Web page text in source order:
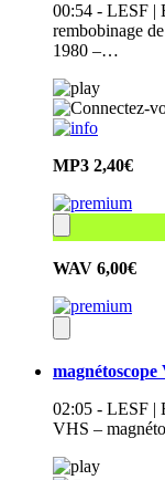
00:54 - LESF |
rembobinage
1980 –…
MP3 2,40€
WAV 6,00€
02:05 - LESF |
VHS –